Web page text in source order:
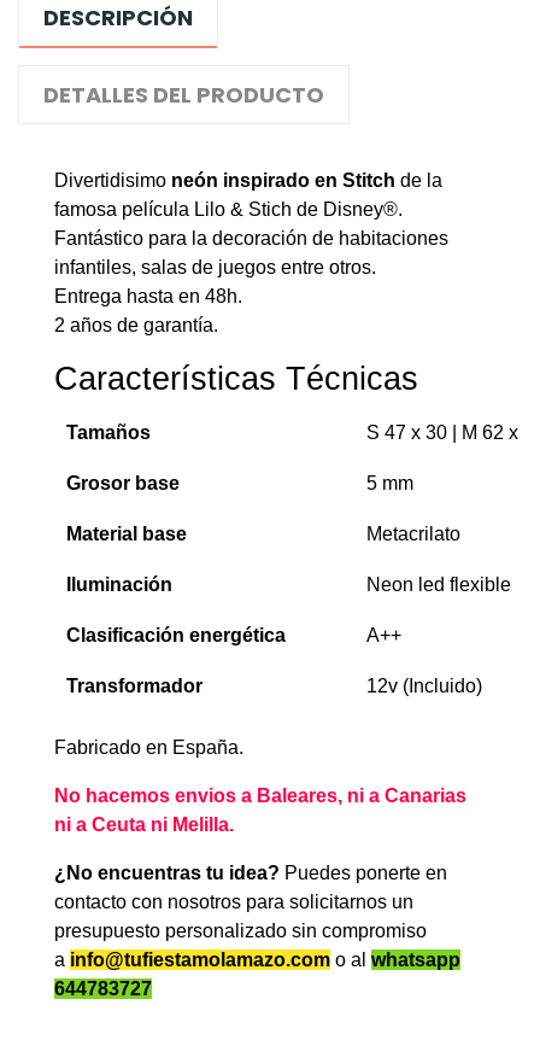
DESCRIPCIÓN
DETALLES DEL PRODUCTO
Divertidisimo neón inspirado en Stitch de la
famosa película Lilo & Stich de Disney®.
Fantástico para la decoración de habitaciones
infantiles, salas de juegos entre otros.
Entrega hasta en 48h.
2 años de garantía.
Características Técnicas
Tamaños S 47 x 30 | M 62 x
Grosor base 5 mm
Material base Metacrilato
Iluminación Neon led flexible
Clasificación energética A++
Transformador 12v (Incluido)
Fabricado en España.
No hacemos envios a Baleares, ni a Canarias
ni a Ceuta ni Melilla.
¿No encuentras tu idea? Puedes ponerte en
contacto con nosotros para solicitarnos un
presupuesto personalizado sin compromiso
a info@tufiestamolamazo.com o al whatsapp
644783727